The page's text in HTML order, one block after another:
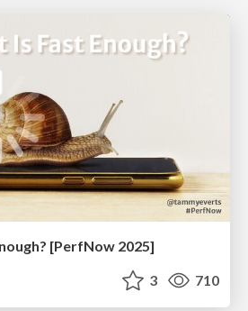
[PerfNow 2025]
3 710